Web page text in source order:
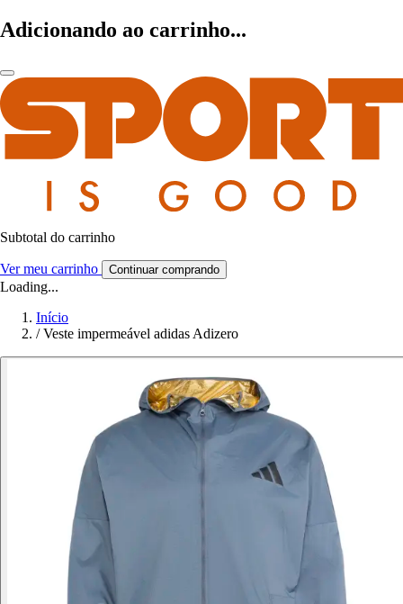
Adicionando ao carrinho...
Subtotal do carrinho
Ver meu carrinho Continuar comprando
Loading...
Início
/ Veste impermeável adidas Adizero